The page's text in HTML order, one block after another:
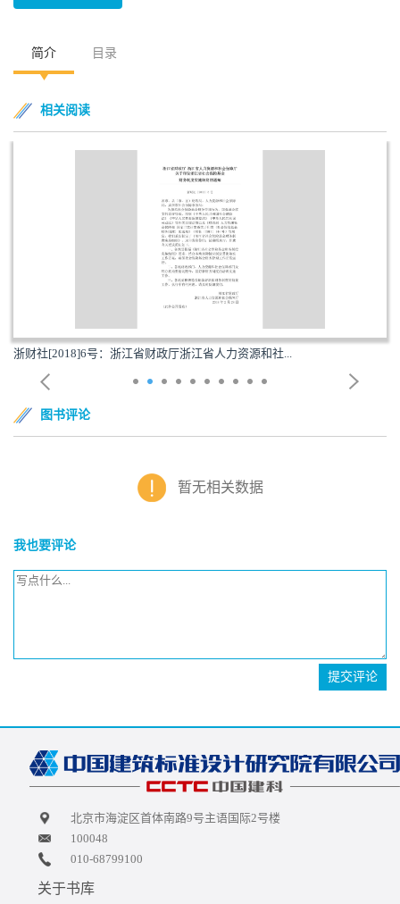
简介 目录
相关阅读
浙财社[2018]6号：浙江省财政厅浙江省人力资源和社...
图书评论
暂无相关数据
我也要评论
提交评论
北京市海淀区首体南路9号主语国际2号楼
100048
010-68799100
关于书库